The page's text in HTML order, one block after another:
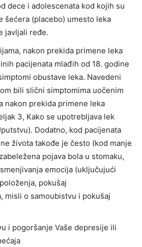
dece i adolescenata kod kojih su
šećera (placebo) umesto leka
javljali ređe.
nakon prekida primene leka
pacijenata mlađih od 18. godine
obustave leka. Navedeni
bili slični simptomima uočenim
nakon prekida primene leka
3, Kako se upotrebljava lek
Dodatno, kod pacijenata
života takođe je često (kod manje
pojava bola u stomaku,
emocija (uključujući
pokušaj
misli o samoubistvu i pokušaj
i pogoršanje Vaše depresije ili